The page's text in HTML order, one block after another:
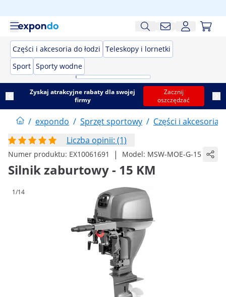
Części i akcesoria do łodzi Teleskopy i lornetki
Sport Sporty wodne
Zyskaj atrakcyjne rabaty dla swojej
firmy
Zacznij
oszczędzać
/ expondo / Sprzęt sportowy / Części i akcesoria
Liczba opinii: (1)
Numer produktu: EX10061691 | Model: MSW-MOE-G-15
Silnik zaburtowy - 15 KM
1/14